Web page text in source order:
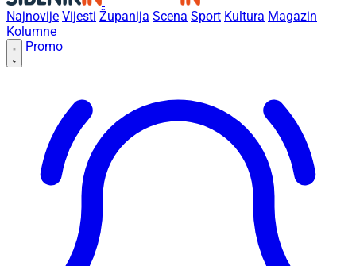
Najnovije Vijesti Županija Scena Sport Kultura Magazin
Kolumne
Promo